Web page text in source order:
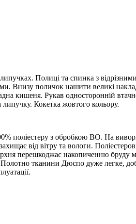
Полиці та спинка з
Внизу поличок нашити великі
кишеня. Рукав односторонній
Кокетка жовтого кольору.
поліестеру з обробкою ВО. На
від вітру та вологи.
перешкоджає накопиченню
тканини Дюспо дуже легке,